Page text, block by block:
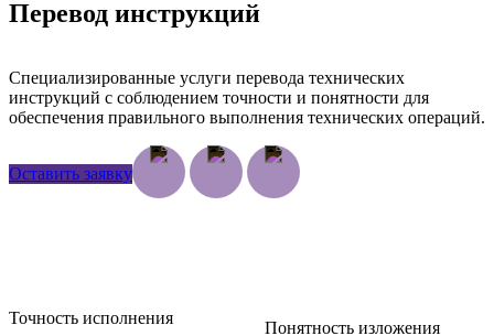
Перевод инструкций
Специализированные услуги перевода технических
инструкций с соблюдением точности и понятности для
обеспечения правильного выполнения технических операций.
Оставить заявку
Точность исполнения
Понятность изложения